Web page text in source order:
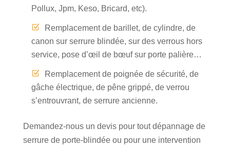
Pollux, Jpm, Keso, Bricard, etc).
Remplacement de barillet, de cylindre, de
canon sur serrure blindée, sur des verrous hors
service, pose d’œil de bœuf sur porte palière…
Remplacement de poignée de sécurité, de
gâche électrique, de pêne grippé, de verrou
s’entrouvrant, de serrure ancienne.
Demandez-nous un devis pour tout dépannage de
serrure de porte-blindée ou pour une intervention